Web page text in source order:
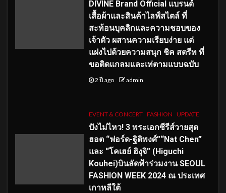
DIVINE Brand Official แบรนด์
เสื้อผ้าและสินค้าไลฟ์สไตล์ ที่
สะท้อนบุคลิกและความชอบของ
เจ้าตัว ผสานความเรียบง่าย แต่
แฝงไปด้วยความสนุก ชิค สตรีท ที่
ขอติดแกลมและเท่ตามแบบฉบับ
2 ปี ago admin
EVENT & CONCERT FASHION UPDATE
ปังไม่ไหว! 3 พระเอกซีรีส์วายสุด
ฮอต “ฟอร์ด-ฐิติพงศ์”“Nat Chen”
และ “โคเฮย์ ฮิงุจิ” (Higuchi
Kouhei)บินลัดฟ้าร่วมงาน SEOUL
FASHION WEEK 2024 ณ ประเทศ
เกาหลีใต้